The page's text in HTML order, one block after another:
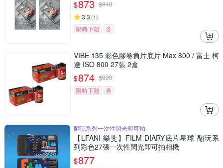
$873 $918
3.3 (1)
限時下殺 券
VIBE 135 彩色膠卷負片底片 Max 800 / 富士 柯
達 ISO 800 27張 2盒
$874 $920
限時下殺
券
翻玩系列一次性閃光即可拍
【LFANI 樂斐】FILM DIARY底片星球 翻玩系
列彩色27張一次性閃光即可拍相機
$877